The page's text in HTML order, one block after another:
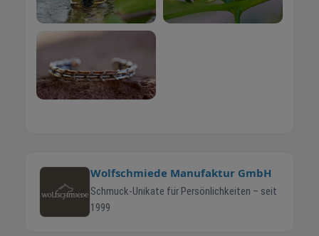
Wolfschmiede Manufaktur GmbH
Schmuck-Unikate für Persönlichkeiten – seit
1999